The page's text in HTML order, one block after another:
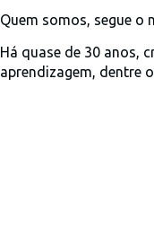
Quem somos, segue o
Há quase de 30 anos,
aprendizagem, dentre